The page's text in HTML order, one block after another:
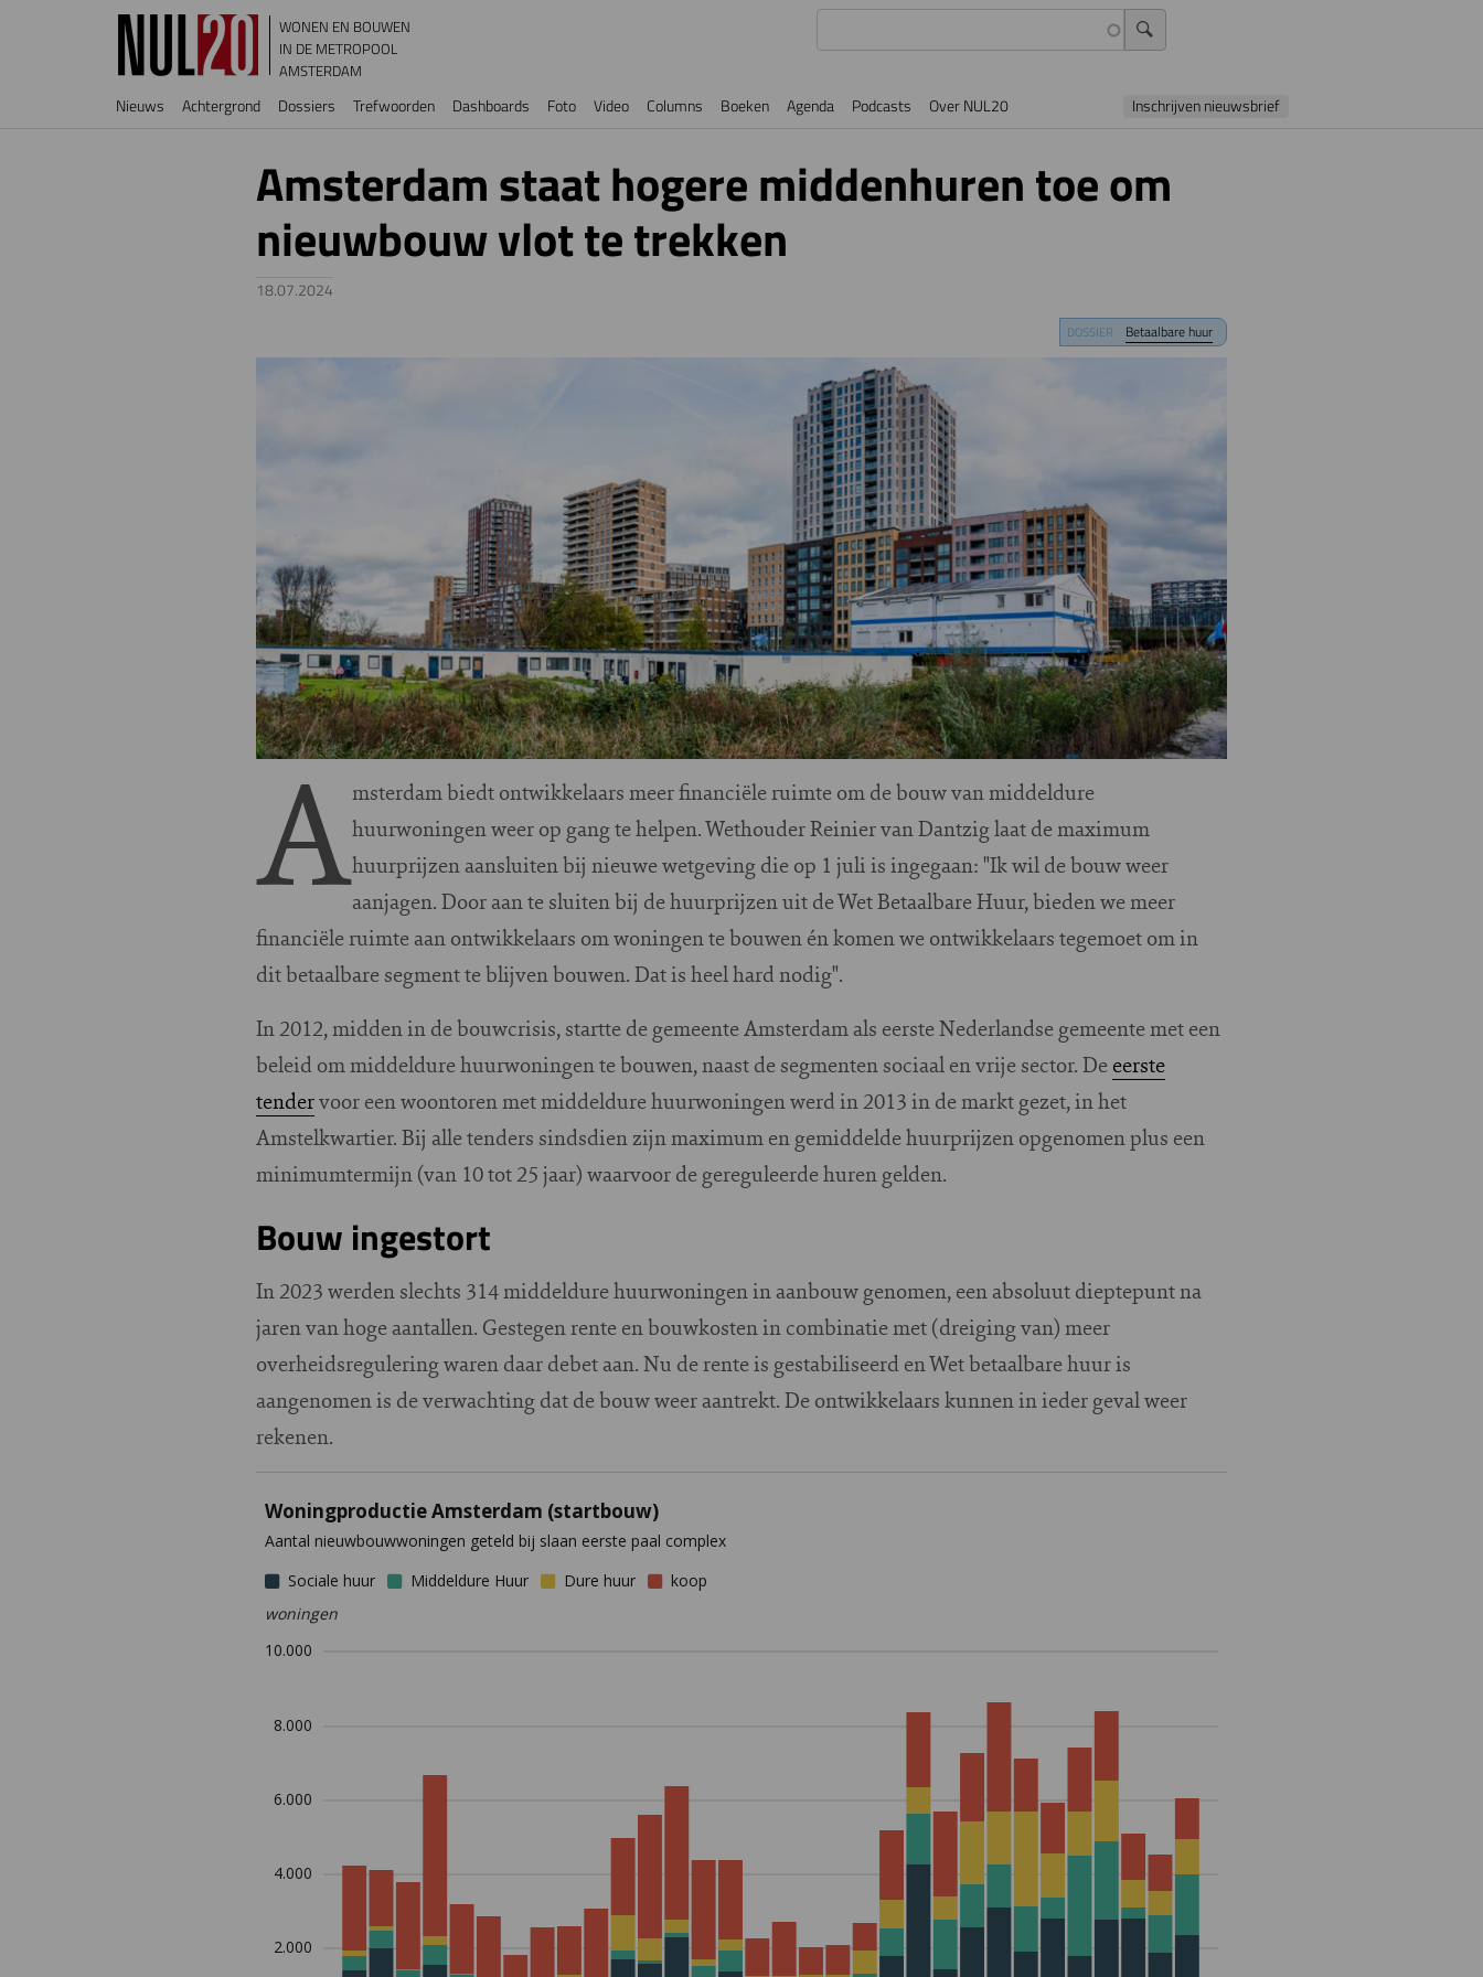
Overslaan en naar de inhoud gaan
WONEN EN BOUWEN
IN DE METROPOOL
AMSTERDAM
Hoofdnavigatie
Nieuws Achtergrond Dossiers Trefwoorden Dashboards Foto Video Columns Boeken Agenda Podcasts Over NUL20 Inschrijven nieuwsbrief
Amsterdam staat hogere middenhuren toe om
nieuwbouw vlot te trekken
18.07.2024
DOSSIER Betaalbare huur
Amsterdam biedt ontwikkelaars meer financiële ruimte om de bouw van middeldure
huurwoningen weer op gang te helpen. Wethouder Reinier van Dantzig laat de maximum
huurprijzen aansluiten bij nieuwe wetgeving die op 1 juli is ingegaan: "Ik wil de bouw weer
aanjagen. Door aan te sluiten bij de huurprijzen uit de Wet Betaalbare Huur, bieden we meer
financiële ruimte aan ontwikkelaars om woningen te bouwen én komen we ontwikkelaars tegemoet om in
dit betaalbare segment te blijven bouwen. Dat is heel hard nodig".
In 2012, midden in de bouwcrisis, startte de gemeente Amsterdam als eerste Nederlandse gemeente met een
beleid om middeldure huurwoningen te bouwen, naast de segmenten sociaal en vrije sector. De eerste
tendervoor een woontoren met middeldure huurwoningen werd in 2013 in de markt gezet, in het
Amstelkwartier. Bij alle tenders sindsdien zijn maximum en gemiddelde huurprijzen opgenomen plus een
minimumtermijn (van 10 tot 25 jaar) waarvoor de gereguleerde huren gelden.
Bouw ingestort
In 2023 werden slechts 314 middeldure huurwoningen in aanbouw genomen, een absoluut dieptepunt na
jaren van hoge aantallen. Gestegen rente en bouwkosten in combinatie met (dreiging van) meer
overheidsregulering waren daar debet aan. Nu de rente is gestabiliseerd en Wet betaalbare huur is
aangenomen is de verwachting dat de bouw weer aantrekt. De ontwikkelaars kunnen in ieder geval weer
rekenen.